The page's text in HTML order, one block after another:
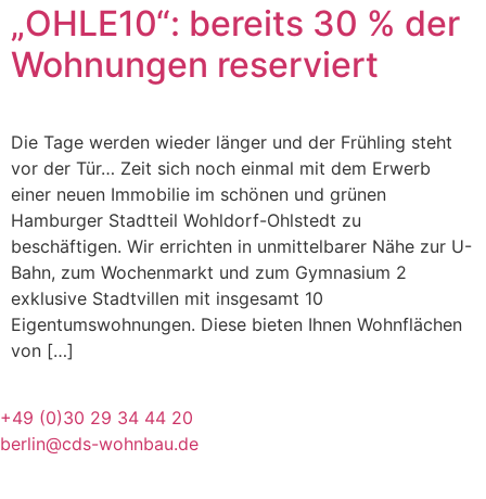
„OHLE10“: bereits 30 % der
Wohnungen reserviert
Die Tage werden wieder länger und der Frühling steht
vor der Tür… Zeit sich noch einmal mit dem Erwerb
einer neuen Immobilie im schönen und grünen
Hamburger Stadtteil Wohldorf-Ohlstedt zu
beschäftigen. Wir errichten in unmittelbarer Nähe zur U-
Bahn, zum Wochenmarkt und zum Gymnasium 2
exklusive Stadtvillen mit insgesamt 10
Eigentumswohnungen. Diese bieten Ihnen Wohnflächen
von […]
+49 (0)30 29 34 44 20
berlin@cds-wohnbau.de